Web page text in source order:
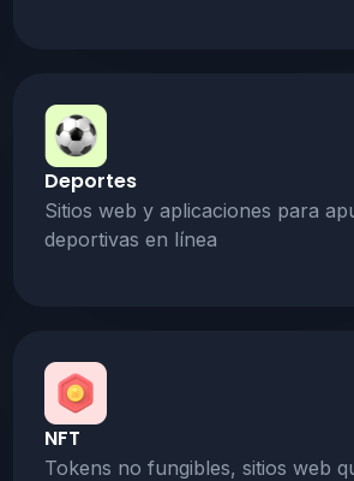
Deportes
Sitios web y aplicaciones para
deportivas en línea
NFT
Tokens no fungibles, sitios web